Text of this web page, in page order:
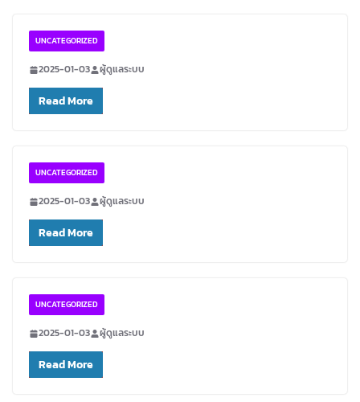
UNCATEGORIZED
2025-01-03 ผู้ดูแลระบบ
Read More
UNCATEGORIZED
2025-01-03 ผู้ดูแลระบบ
Read More
UNCATEGORIZED
2025-01-03 ผู้ดูแลระบบ
Read More